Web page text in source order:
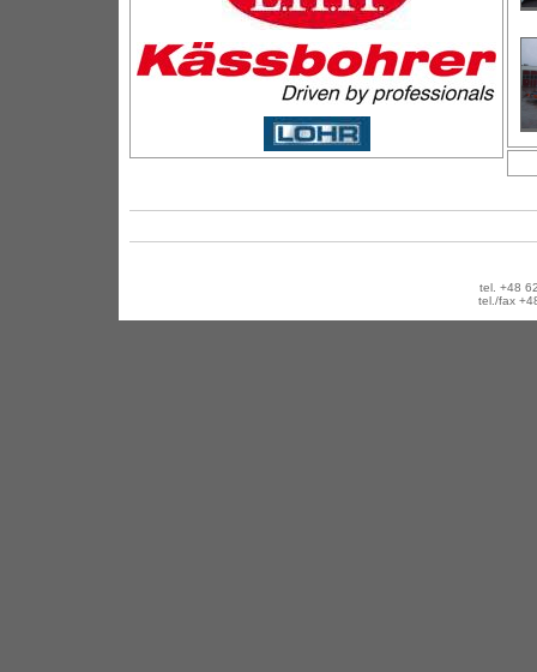
tel. +48
tel./fax